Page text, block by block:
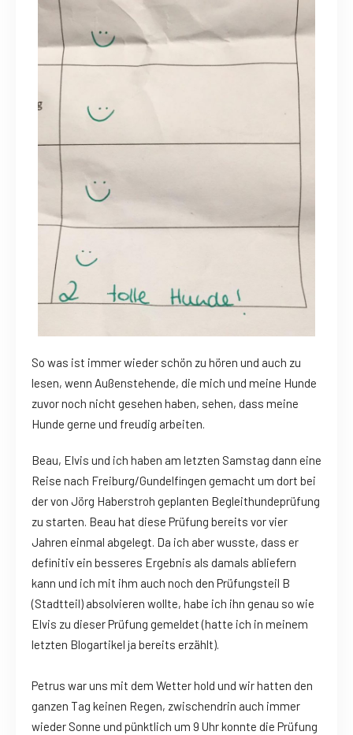
So was ist immer wieder schön zu hören und auch zu
lesen, wenn Außenstehende, die mich und meine Hunde
zuvor noch nicht gesehen haben, sehen, dass meine
Hunde gerne und freudig arbeiten.
Beau, Elvis und ich haben am letzten Samstag dann eine
Reise nach Freiburg/Gundelfingen gemacht um dort bei
der von Jörg Haberstroh geplanten Begleithundeprüfung
zu starten. Beau hat diese Prüfung bereits vor vier
Jahren einmal abgelegt. Da ich aber wusste, dass er
definitiv ein besseres Ergebnis als damals abliefern
kann und ich mit ihm auch noch den Prüfungsteil B
(Stadtteil) absolvieren wollte, habe ich ihn genau so wie
Elvis zu dieser Prüfung gemeldet (hatte ich in meinem
letzten Blogartikel ja bereits erzählt).
Petrus war uns mit dem Wetter hold und wir hatten den
ganzen Tag keinen Regen, zwischendrin auch immer
wieder Sonne und pünktlich um 9 Uhr konnte die Prüfung